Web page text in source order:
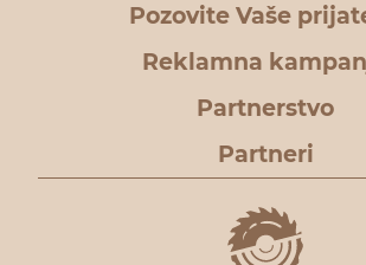
Pozovite Vaše
Reklamna
Partnerstvo
Partneri